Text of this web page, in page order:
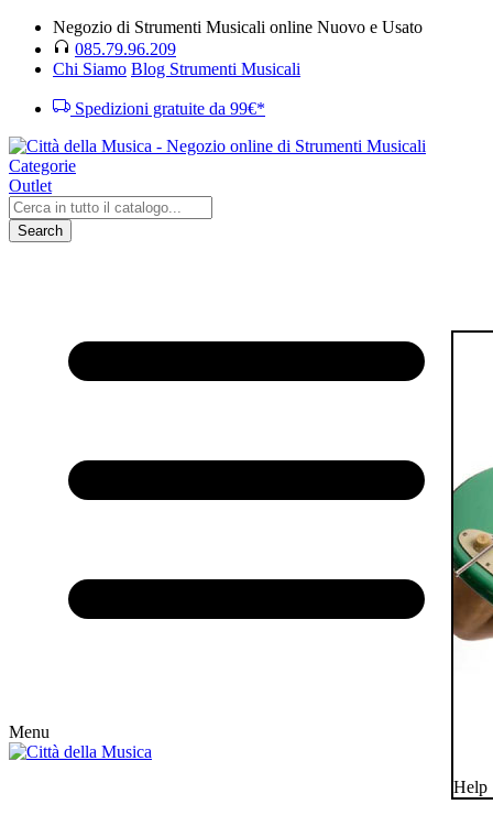
Negozio di Strumenti Musicali online Nuovo e Usato
085.79.96.209
Chi Siamo Blog Strumenti Musicali
Spedizioni gratuite da 99€*
Categorie
Outlet
Search
Menu
Help